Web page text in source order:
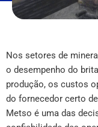
Nos setores de
o desempenho do
produção, os custos
do fornecedor certo
Metso é uma das